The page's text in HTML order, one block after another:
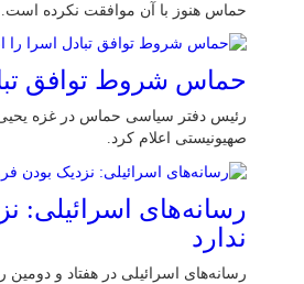
حماس هنوز با آن موافقت نکرده است.
حماس شروط توافق
رئیس دفتر سیاسی حماس در غزه یحیی
صهیونیستی اعلام کرد.
رسانه‌های اسرائیلی:
ندارد
رسانه‌های اسرائیلی در هفتاد و